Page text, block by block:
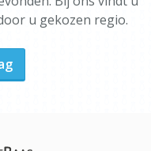
u gekozen regio.